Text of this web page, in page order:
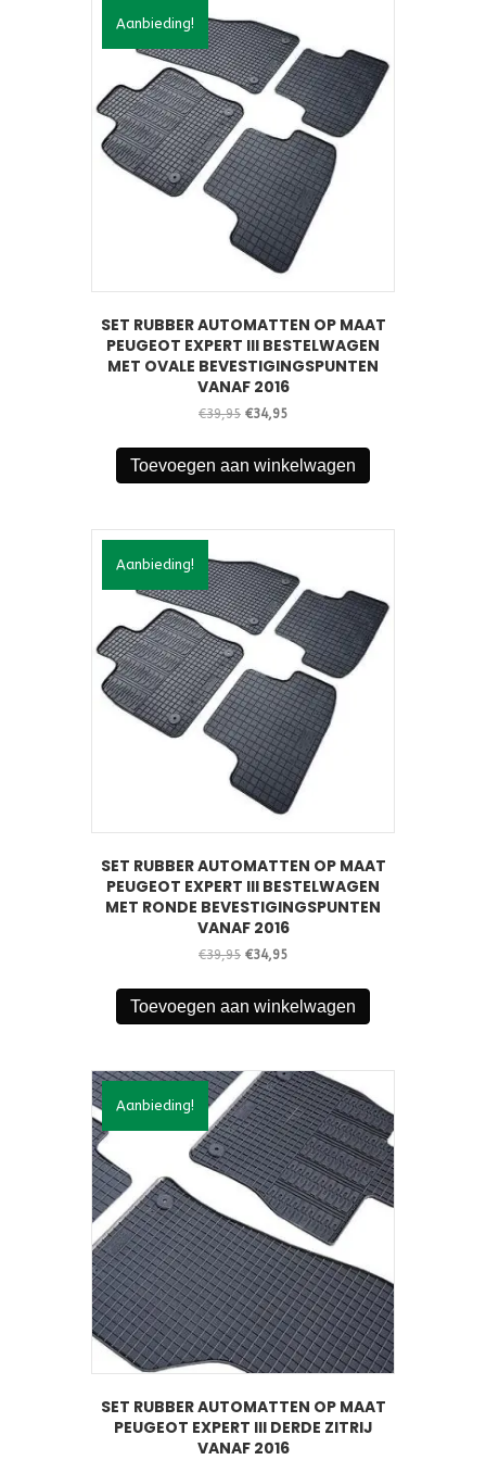
Aanbieding!
SET RUBBER AUTOMATTEN OP MAAT
PEUGEOT EXPERT III BESTELWAGEN
MET OVALE BEVESTIGINGSPUNTEN
VANAF 2016
€39,95 Oorspronkelijke
was:
€39,95.
€34,95Huidige
is:
€34,95.
Toevoegen aan winkelwagen
Aanbieding!
SET RUBBER AUTOMATTEN OP MAAT
PEUGEOT EXPERT III BESTELWAGEN
MET RONDE BEVESTIGINGSPUNTEN
VANAF 2016
€39,95 Oorspronkelijke
was:
€39,95.
€34,95Huidige
is:
€34,95.
Toevoegen aan winkelwagen
Aanbieding!
SET RUBBER AUTOMATTEN OP MAAT
PEUGEOT EXPERT III DERDE ZITRIJ
VANAF 2016